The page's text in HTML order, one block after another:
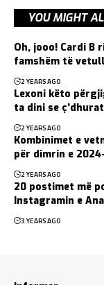
YOU MIGHT
Oh, jooo! Cardi B
famshëm të
2 YEARS AGO
Lexoni këto
ta dini se
2 YEARS AGO
Kombinimet e
për dimrin e
2 YEARS AGO
20 postimet më
Instagramin e
3 YEARS AGO